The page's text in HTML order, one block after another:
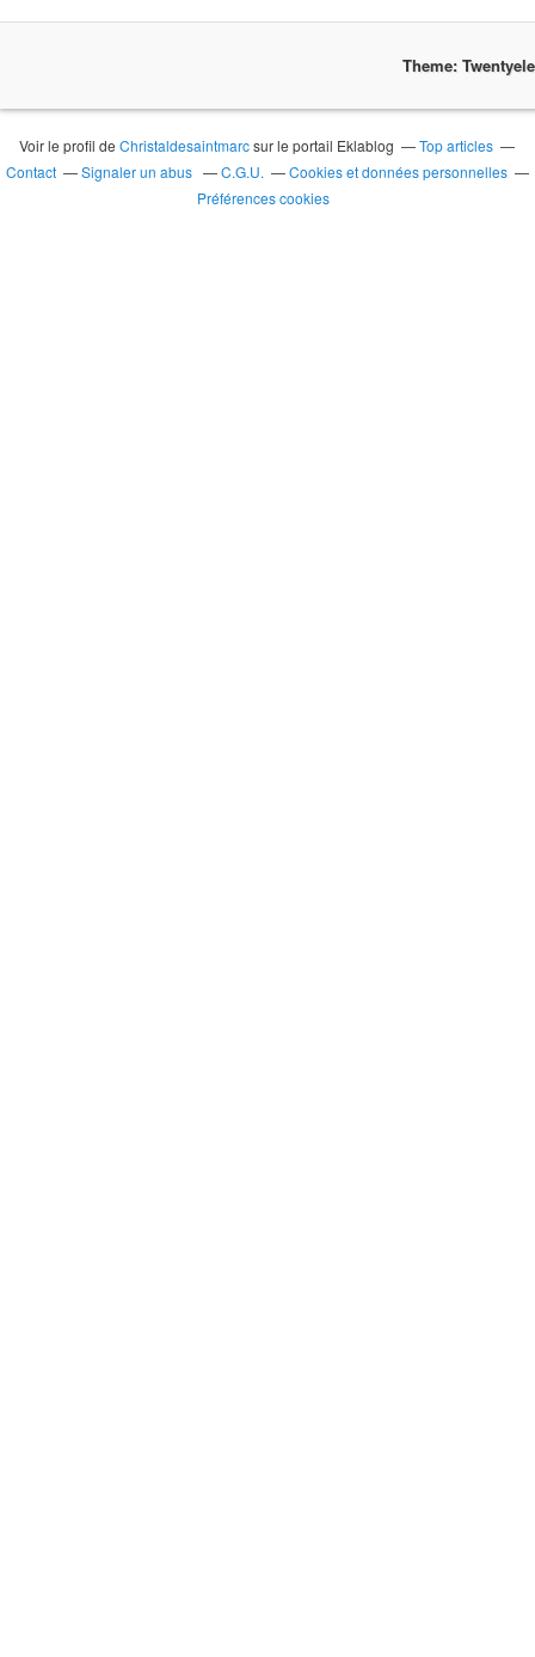
Theme:
Voir le profil deChristaldesaintmarcsur le portail Eklablog
Top articles
Contact
Signaler un abus C.G.U.
Cookies et données personnelles
Préférences cookies